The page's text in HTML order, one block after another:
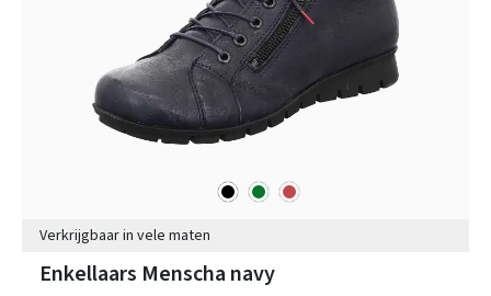
zwartgroenrood
Verkrijgbaar in vele maten
Enkellaars Menscha navy